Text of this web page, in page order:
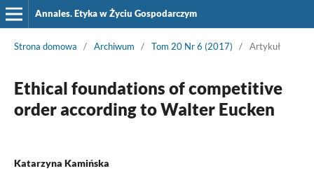
Annales. Etyka w Życiu Gospodarczym
Strona domowa / Archiwum / Tom 20 Nr 6 (2017) / Artykuł
Ethical foundations of competitive
order according to Walter Eucken
Katarzyna Kamińska